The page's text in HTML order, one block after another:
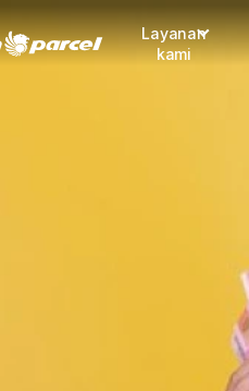
Layanan
kami
Daftar jadi
Lacak